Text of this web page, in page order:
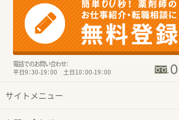
電話でのお問い合わせ：
平日9：30-19：00 土日10：00-19：00
サイトメニュー